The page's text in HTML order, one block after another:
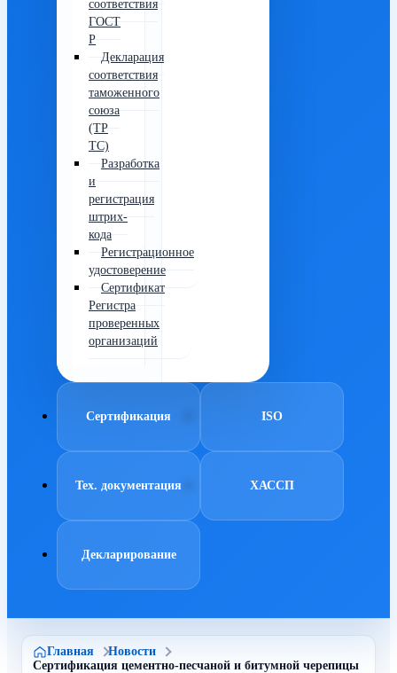
соответствия
ГОСТ
Р
Декларация
соответствия
таможенного
союза
(ТР
ТС)
Разработка
и
регистрация
штрих-
кода
Регистрационное
удостоверение
Сертификат
Регистра
проверенных
организаций
Сертификация ISO
Тех. документация ХАССП
Декларирование
Главная
Новости
Сертификация цементно-песчаной и битумной черепицы